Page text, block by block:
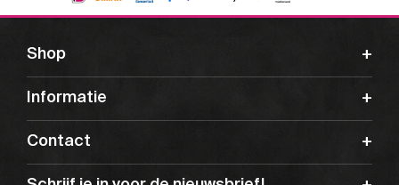
Shop
Informatie
Contact